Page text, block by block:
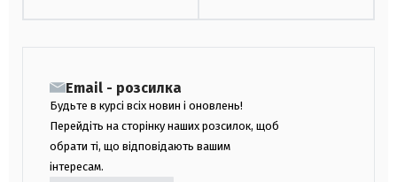
Email - розсилка
Будьте в курсі всіх новин і оновлень!
Перейдіть на сторінку наших розсилок, щоб
обрати ті, що відповідають вашим
інтересам.